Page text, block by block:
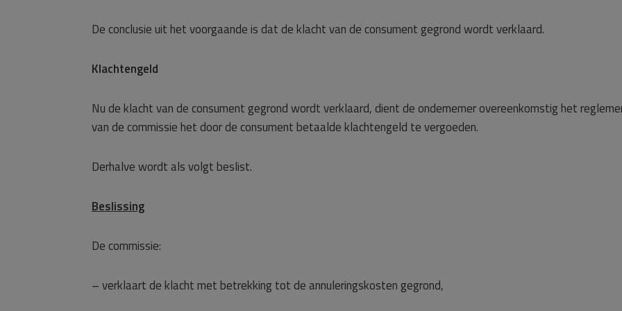
De conclusie uit het voorgaande is dat de klacht van de consument gegrond wordt verklaard.
Klachtengeld
Nu de klacht van de consument gegrond wordt verklaard, dient de ondernemer overeenkomstig het
van de commissie het door de consument betaalde klachtengeld te vergoeden.
Derhalve wordt als volgt beslist.
Beslissing
De commissie:
– verklaart de klacht met betrekking tot de annuleringskosten gegrond,